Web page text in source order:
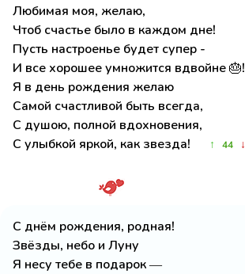
Любимая моя, желаю,
Чтоб счастье было в каждом дне!
Пусть настроенье будет супер -
И все хорошее умножится вдвойне 🎂!
Я в день рождения желаю
Самой счастливой быть всегда,
С душою, полной вдохновения,
С улыбкой яркой, как звезда!
↑ 44 ↓
С днём рождения, родная!
Звёзды, небо и Луну
Я несу тебе в подарок —